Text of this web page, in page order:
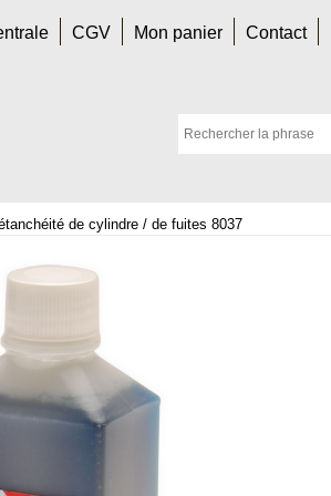
CGV Mon panier Contact
de cylindre / de fuites 8037